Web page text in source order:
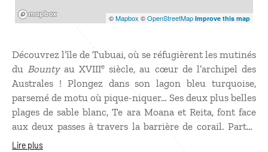
©Mapbox ©OpenStreetMap Improve this map
Découvrez l’île de Tubuai, où se réfugièrent les mutinés
du Bountyau XVIIIe siècle, au cœur de l’archipel des
Australes ! Plongez dans son lagon bleu turquoise,
parsemé de motu où pique-niquer… Ses deux plus belles
plages de sable blanc, Te ara Moana et Reita, font face
aux deux passes à travers la barrière de corail. Partez
en randonnée à travers des paysages champêtres sur
Lire plus